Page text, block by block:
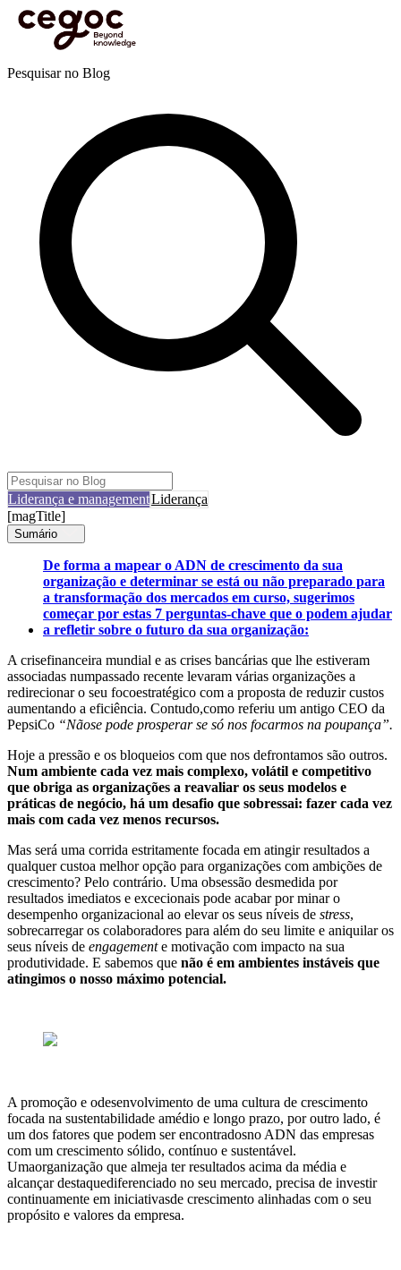
Skip to main content
Está aqui:Home > Recursos
organizacional sob o imperativo do crescimento
Pesquisar no Blog
Liderança e managementLiderança
[magTitle]
Sumário
De forma a mapear o ADN de crescimento da sua
organização e determinar se está ou não preparado para
a transformação dos mercados em curso, sugerimos
começar por estas 7 perguntas-chave que o podem ajudar
a refletir sobre o futuro da sua organização:
A crisefinanceira mundial e as crises bancárias que lhe estiveram
associadas numpassado recente levaram várias organizações a
redirecionar o seu focoestratégico com a proposta de reduzir custos
aumentando a eficiência. Contudo,como referiu um antigo CEO da
PepsiCo “Nãose pode prosperar se só nos focarmos na poupança”.
Hoje a pressão e os bloqueios com que nos defrontamos são outros.
Num ambiente cada vez mais complexo, volátil e competitivo
que obriga as organizações a reavaliar os seus modelos e
práticas de negócio, há um desafio que sobressai: fazer cada vez
mais com cada vez menos recursos.
Mas será uma corrida estritamente focada em atingir resultados a
qualquer custoa melhor opção para organizações com ambições de
crescimento? Pelo contrário. Uma obsessão desmedida por
resultados imediatos e excecionais pode acabar por minar o
desempenho organizacional ao elevar os seus níveis de stress,
sobrecarregar os colaboradores para além do seu limite e aniquilar os
seus níveis de engagemente motivação com impacto na sua
produtividade. E sabemos que não é em ambientes instáveis que
atingimos o nosso máximo potencial.
A promoção e odesenvolvimento de uma cultura de crescimento
focada na sustentabilidade amédio e longo prazo, por outro lado, é
um dos fatores que podem ser encontradosno ADN das empresas
com um crescimento sólido, contínuo e sustentável.
Umaorganização que almeja ter resultados acima da média e
alcançar destaquediferenciado no seu mercado, precisa de investir
continuamente em iniciativasde crescimento alinhadas com o seu
propósito e valores da empresa.